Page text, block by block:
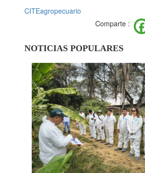
CITEagropecuario
Comparte :
NOTICIAS POPULARES